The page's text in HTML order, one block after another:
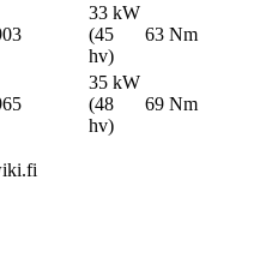
33 kW
(45
hv)
63 Nm
35 kW
(48
hv)
69 Nm